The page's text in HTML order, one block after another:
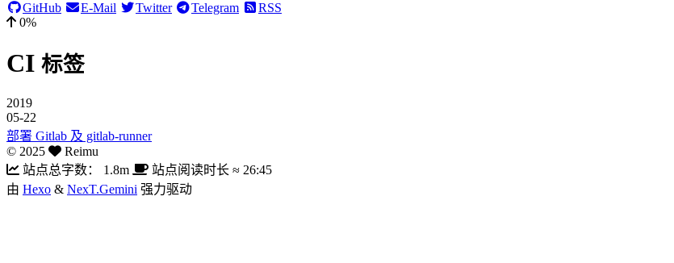
GitHub
E-Mail Twitter Telegram
RSS
0%
CI 标签
2019
05-22
部署 Gitlab 及 gitlab-runner
© 2025
Reimu
站点总字数：
1.8m 站点阅读时长 ≈ 26:45
由 Hexo & NexT.Gemini 强力驱动